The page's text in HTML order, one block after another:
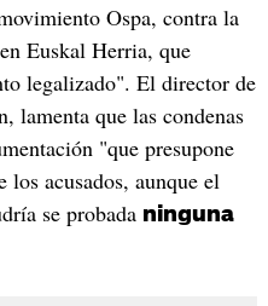
Ospa, contra la
Euskal Herria, que
legalizado". El director de
lamenta que las condenas
"que presupone
acusados, aunque el
se probada ninguna